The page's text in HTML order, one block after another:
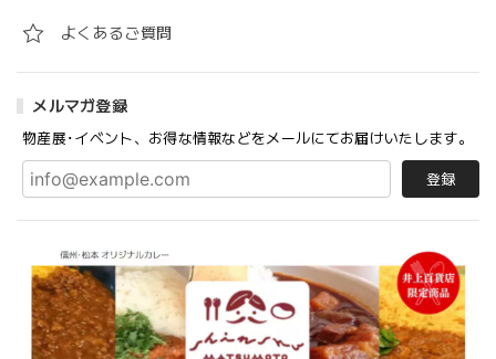
よくあるご質問
メルマガ登録
物産展･イベント、お得な情報などをメールにてお届けいたします。
登録